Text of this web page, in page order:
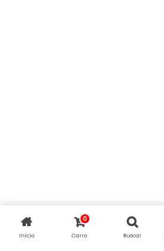
Inicio
0
Carro Buscar